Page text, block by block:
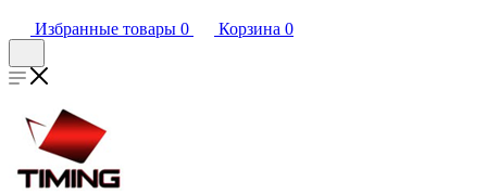
Избранные товары 0 Корзина 0